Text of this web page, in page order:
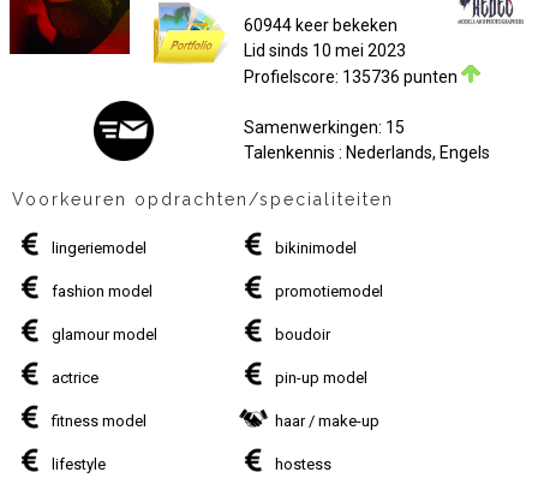
60944 keer bekeken
Lid sinds 10 mei 2023
Profielscore: 135736 punten
Samenwerkingen: 15
Talenkennis : Nederlands, Engels
Voorkeuren opdrachten/specialiteiten
lingeriemodel bikinimodel
fashion model promotiemodel
glamour model boudoir
actrice pin-up model
fitness model haar / make-up
lifestyle hostess